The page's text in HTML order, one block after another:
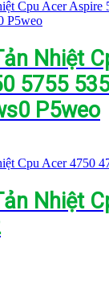
Nhiệt
5755
P5weo
Nhiệt